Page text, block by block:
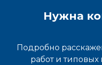
Нужна
Подробно
работ и типовых